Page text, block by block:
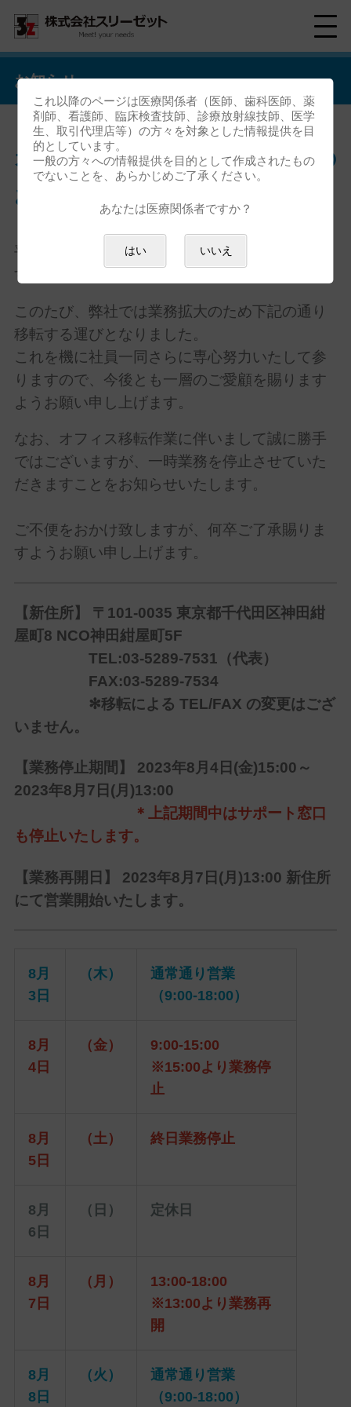
お知らせ
オフィス移転と業務停止期間の
お知らせ
平素は格別のご高配を賜り厚く御礼申し上げま
す。
このたび、弊社では業務拡大のため下記の通り
移転する運びとなりました。
これを機に社員一同さらに専心努力いたして参
りますので、今後とも一層のご愛顧を賜ります
ようお願い申し上げます。
なお、オフィス移転作業に伴いまして誠に勝手
ではございますが、一時業務を停止させていた
だきますことをお知らせいたします。
ご不便をおかけ致しますが、何卒ご了承賜りま
すようお願い申し上げます。
【新住所】 〒101-0035 東京都千代田区神田紺
屋町8 NCO神田紺屋町5F
TEL:03-5289-7531（代表）
FAX:03-5289-7534
✻移転による TEL/FAX の変更はござ
いません。
【業務停止期間】 2023年8月4日(金)15:00～
2023年8月7日(月)13:00
＊上記期間中はサポート窓口
も停止いたします。
【業務再開日】 2023年8月7日(月)13:00 新住所
にて営業開始いたします。
8月
3日
（木）
通常通り営業
（9:00-18:00）
8月
4日
（金）
9:00-15:00
※15:00より業務停
止
8月
5日
（土） 終日業務停止
8月
6日
（日） 定休日
8月
7日
（月）
13:00-18:00
※13:00より業務再
開
8月
8日
（火）
通常通り営業
（9:00-18:00）
これ以降のページは医療関係者（医師、歯科医師、薬
剤師、看護師、臨床検査技師、診療放射線技師、医学
生、取引代理店等）の方々を対象とした情報提供を目
的としています。
一般の方々への情報提供を目的として作成されたもの
でないことを、あらかじめご了承ください。
あなたは医療関係者ですか？
はい いいえ